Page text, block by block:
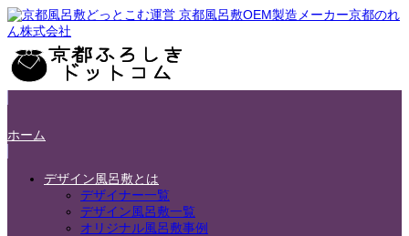
ホーム
デザイン風呂敷とは
デザイナー一覧
デザイン風呂敷一覧
オリジナル風呂敷事例